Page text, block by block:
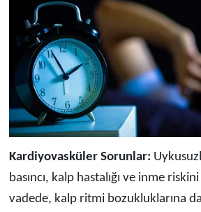
Kardiyovasküler Sorunlar:
basıncı, kalp hastalığı ve inme
vadede, kalp ritmi bozukluklarına